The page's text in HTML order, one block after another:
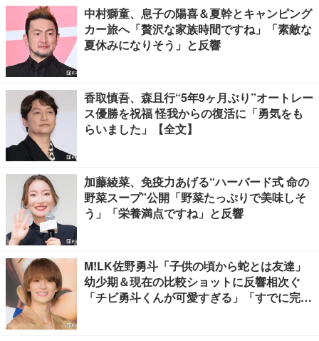
中村獅童、息子の陽喜＆夏幹とキャンピング
カー旅へ「贅沢な家族時間ですね」「素敵な
夏休みになりそう」と反響
香取慎吾、森且行“5年9ヶ月ぶり”オートレー
ス優勝を祝福 怪我からの復活に「勇気をも
らいました」【全文】
加藤綾菜、免疫力あげる“ハーバード式 命の
野菜スープ”公開「野菜たっぷりで美味しそ
う」「栄養満点ですね」と反響
M!LK佐野勇斗「子供の頃から蛇とは友達」
幼少期＆現在の比較ショットに反響相次ぐ
「チビ勇斗くんが可愛すぎる」「すでに完成